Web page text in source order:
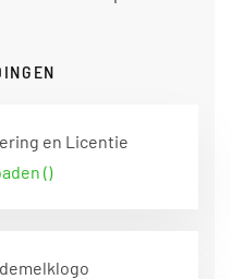
en Licentie
()